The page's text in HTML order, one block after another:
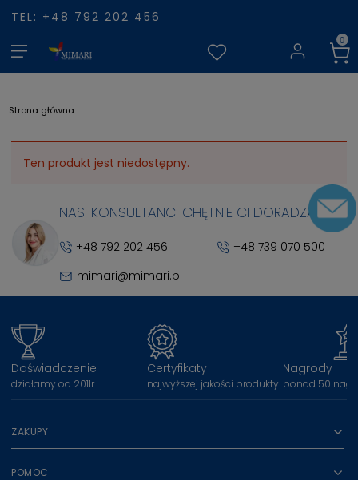
TEL: +48 792 202 456
Strona główna
Ten produkt jest niedostępny.
NASI KONSULTANCI CHĘTNIE CI DORADZĄ
+48 792 202 456
+48 739 070 500
mimari@mimari.pl
Doświadczenie
działamy od 2011r.
Certyfikaty
najwyższej jakości produkty
Nagrody
ponad 50
ZAKUPY
POMOC